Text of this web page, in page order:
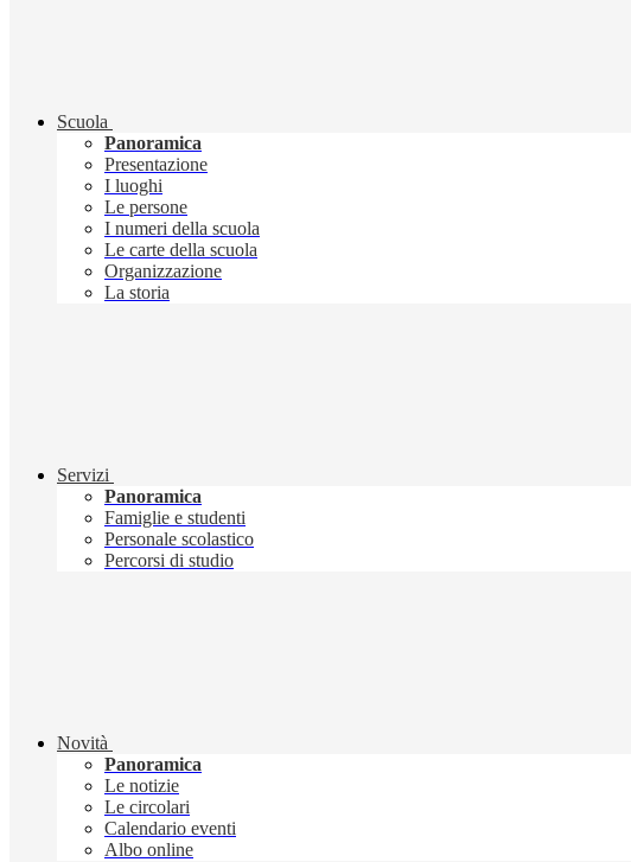
Scuola
Panoramica
Presentazione
I luoghi
Le persone
I numeri della scuola
Le carte della scuola
Organizzazione
La storia
Servizi
Panoramica
Famiglie e studenti
Personale scolastico
Percorsi di studio
Novità
Panoramica
Le notizie
Le circolari
Calendario eventi
Albo online